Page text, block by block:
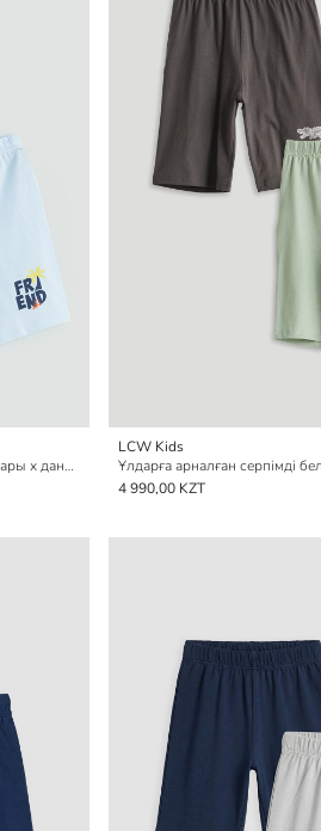
Ұлдарға арналған принтті пижама шалбарлары x данадан тұратын
LCW Kids
4 990,00 KZT